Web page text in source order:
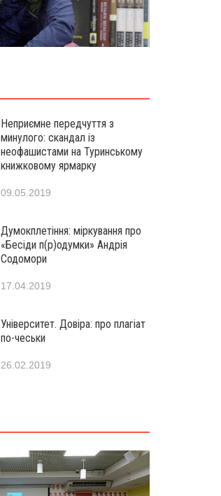
Неприємне передчуття з
минулого: скандал із
неофашистами на Туринському
книжковому ярмарку
09.05.2019
Думокплетіння: міркування про
«Бесіди п(р)одумки» Андрія
Содомори
17.04.2019
Університет. Довіра: про плагіат
по-чеськи
26.02.2019